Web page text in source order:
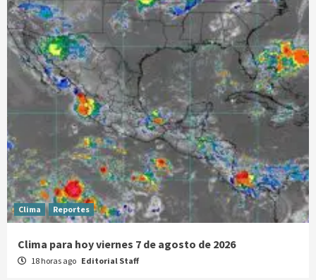
Clima Reportes
Clima para hoy viernes 7 de agosto de 2026
18 horas ago Editorial Staff